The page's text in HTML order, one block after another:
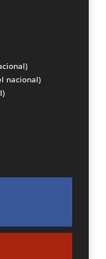
nacional)